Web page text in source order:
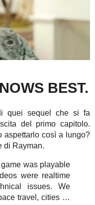
BEST.
quei sequel che si fa
del primo capitolo.
aspettarlo così a lungo?
di Rayman.
was playable
were realtime
issues. We
travel, cities …